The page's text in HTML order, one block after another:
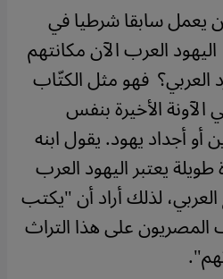
يعمل سابقا شرطيا في
العرب الآن مكانتهم
فهو مثل الكتّاب
الآونة الأخيرة بنفس
أو أجداد يهود. يقول ابنه
يعتبر اليهود العرب
لذلك أراد أن "يكتب
المصريون على هذا التراث
".